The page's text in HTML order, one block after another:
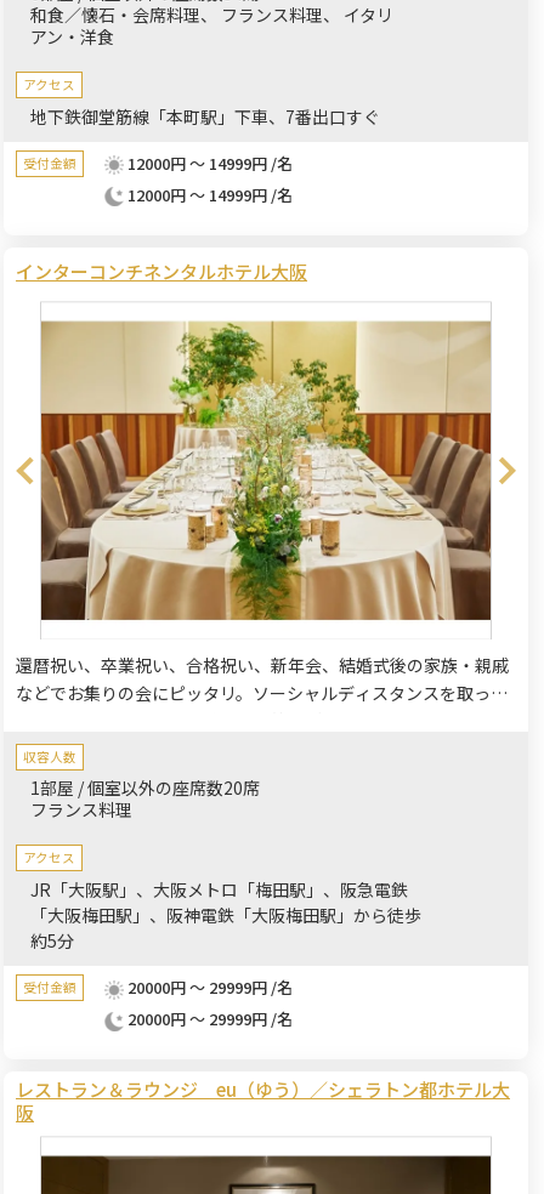
和食／懐石・会席料理
フランス料理
イタリ
アン・洋食
アクセス
地下鉄御堂筋線「本町駅」下車、7番出口すぐ
受付金額
12000円 ～ 14999円 /名
12000円 ～ 14999円 /名
インターコンチネンタルホテル大阪
還暦祝い、卒業祝い、合格祝い、新年会、結婚式後の家族・親戚
などでお集りの会にピッタリ。ソーシャルディスタンスを取った
す。パッケージには記念写真が含まれております。
収容人数
1部屋 / 個室以外の座席数20席
フランス料理
アクセス
JR「大阪駅」、大阪メトロ「梅田駅」、阪急電鉄
「大阪梅田駅」、阪神電鉄「大阪梅田駅」から徒歩
約5分
受付金額
20000円 ～ 29999円 /名
20000円 ～ 29999円 /名
レストラン＆ラウンジ eu（ゆう）／シェラトン都ホテル大
阪